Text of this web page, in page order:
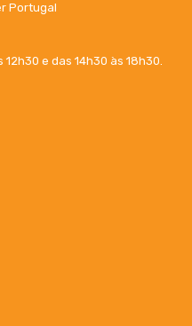
Portugal
e das 14h30 às 18h30.